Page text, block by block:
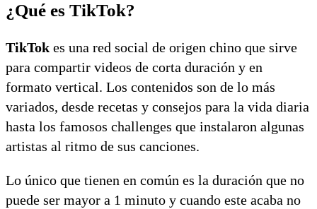
¿Qué es TikTok?
TikTok es una red social de origen chino que sirve
para compartir videos de corta duración y en
formato vertical. Los contenidos son de lo más
variados, desde recetas y consejos para la vida diaria
hasta los famosos challenges que instalaron algunas
artistas al ritmo de sus canciones.
Lo único que tienen en común es la duración que no
puede ser mayor a 1 minuto y cuando este acaba no